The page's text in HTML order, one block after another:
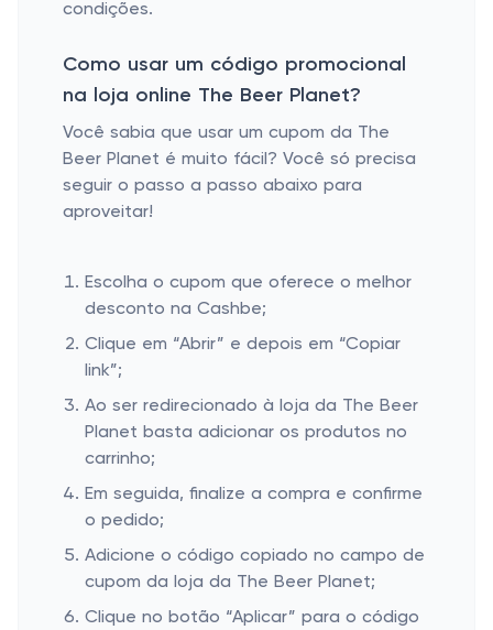
condições.
Como usar um código promocional
na loja online The Beer Planet?
Você sabia que usar um cupom da The
Beer Planet é muito fácil? Você só precisa
seguir o passo a passo abaixo para
aproveitar!
Escolha o cupom que oferece o melhor
desconto na Cashbe;
Clique em “Abrir” e depois em “Copiar
link”;
Ao ser redirecionado à loja da The Beer
Planet basta adicionar os produtos no
carrinho;
Em seguida, finalize a compra e confirme
o pedido;
Adicione o código copiado no campo de
cupom da loja da The Beer Planet;
Clique no botão “Aplicar” para o código